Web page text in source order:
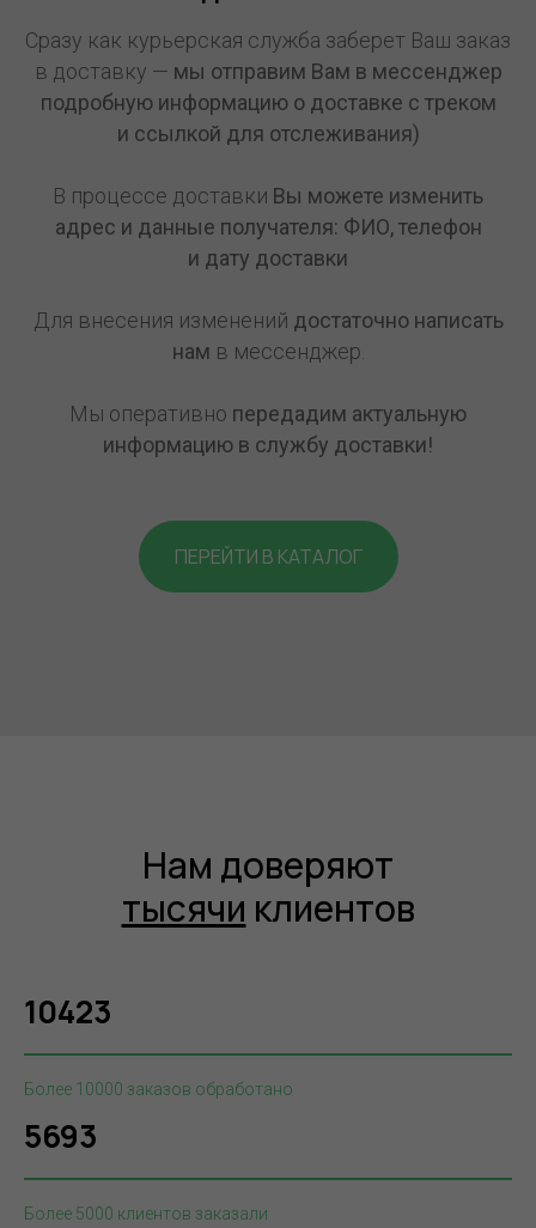
Сразу как курьерская служба заберет Ваш заказ
в доставку — мы отправим Вам в мессенджер
подробную информацию о доставке с треком
и ссылкой для отслеживания)
В процессе доставки Вы можете изменить
адрес и данные получателя: ФИО, телефон
и дату доставки
Для внесения изменений достаточно написать
нам в мессенджер.
Мы оперативно передадим актуальную
информацию в службу доставки!
ПЕРЕЙТИ В КАТАЛОГ
Нам доверяют
тысячи клиентов
10423
Более 10000 заказов обработано
5693
Более 5000 клиентов заказали